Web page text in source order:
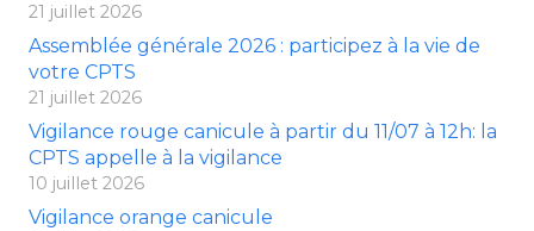
21 juillet 2026
Assemblée générale 2026 : participez à la vie de
votre CPTS
21 juillet 2026
Vigilance rouge canicule à partir du 11/07 à 12h: la
CPTS appelle à la vigilance
10 juillet 2026
Vigilance orange canicule